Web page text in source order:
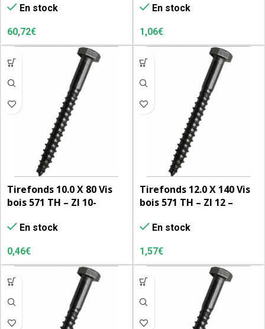
unitésEn stock
60,72€
En stock
1,06€
Tirefonds 10.0 X 80 Vis
bois 571 TH – ZI 10-
En stock
0,46€
Tirefonds 12.0 X 140 Vis
bois 571 TH – ZI 12 –
En stock
1,57€